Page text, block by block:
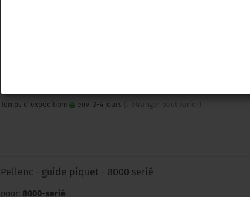
Temps d`expédition: env. 3-4 jours (l`étranger peut varier)
Pellenc - guide piquet - 8000 serié
pour: 8000-serié